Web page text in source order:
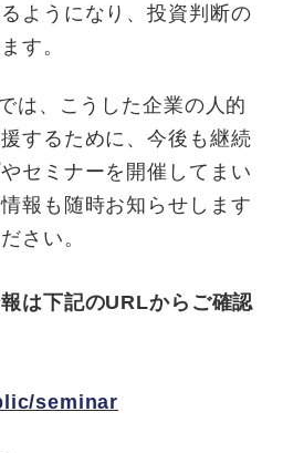
ようになり、投資判断の
す。
は、こうした企業の人的
するために、今後も継続
セミナーを開催してまい
報も随時お知らせします
さい。
は下記のURLからご確認
seminar